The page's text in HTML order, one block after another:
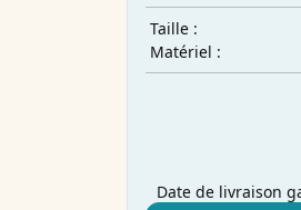
Taille :
Matériel :
Date de livraison